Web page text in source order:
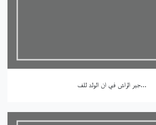
جبر الراش في ان الولد للف...